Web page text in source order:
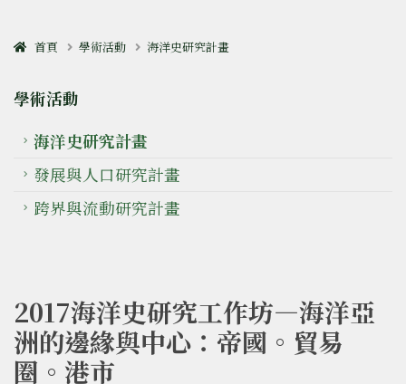
首頁 學術活動 海洋史研究計畫
學術活動
海洋史研究計畫
發展與人口研究計畫
跨界與流動研究計畫
2017海洋史研究工作坊—海洋亞
洲的邊緣與中心：帝國。貿易
圈。港市